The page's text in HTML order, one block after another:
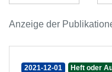
Anzeige der
2021-12-01 Heft oder